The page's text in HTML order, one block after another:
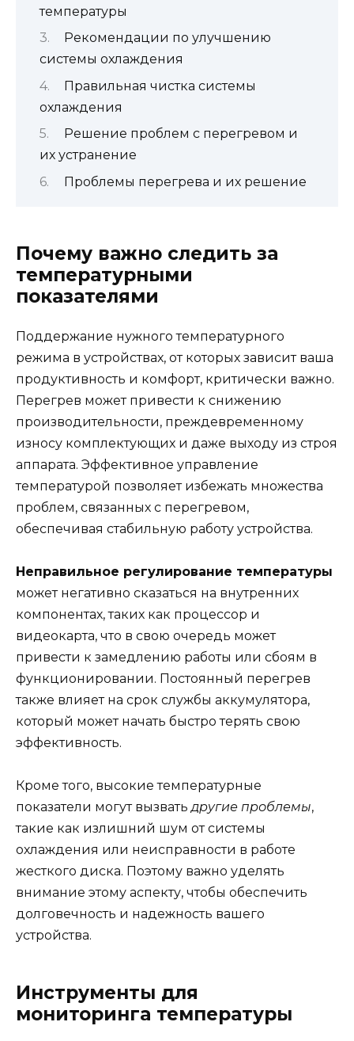
температуры
Рекомендации по улучшению
системы охлаждения
Правильная чистка системы
охлаждения
Решение проблем с перегревом и
их устранение
Проблемы перегрева и их решение
Почему важно следить за
температурными
показателями
Поддержание нужного температурного
режима в устройствах, от которых зависит ваша
продуктивность и комфорт, критически важно.
Перегрев может привести к снижению
производительности, преждевременному
износу комплектующих и даже выходу из строя
аппарата. Эффективное управление
температурой позволяет избежать множества
проблем, связанных с перегревом,
обеспечивая стабильную работу устройства.
Неправильное регулирование температуры
может негативно сказаться на внутренних
компонентах, таких как процессор и
видеокарта, что в свою очередь может
привести к замедлению работы или сбоям в
функционировании. Постоянный перегрев
также влияет на срок службы аккумулятора,
который может начать быстро терять свою
эффективность.
Кроме того, высокие температурные
показатели могут вызватьдругие проблемы,
такие как излишний шум от системы
охлаждения или неисправности в работе
жесткого диска. Поэтому важно уделять
внимание этому аспекту, чтобы обеспечить
долговечность и надежность вашего
устройства.
Инструменты для
мониторинга температуры